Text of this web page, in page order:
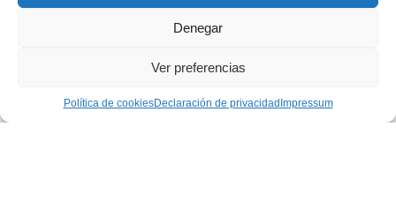
Denegar
Ver preferencias
Política de cookiesDeclaración de privacidad Impressum
8 ...